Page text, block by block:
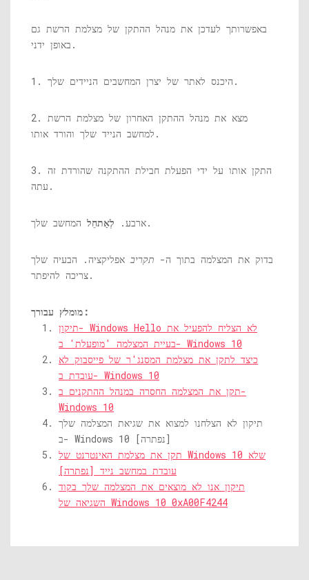
באפשרותך לעדכן את מנהל ההתקן של מצלמת הרשת גם
באופן ידני.
1. היכנס לאתר של יצרן המחשבים הניידים שלך.
2. מצא את מנהל ההתקן האחרון של מצלמת הרשת
למחשב הנייד שלך והורד אותו.
3. התקן אותו על ידי הפעלת חבילת ההתקנה שהורדת זה
עתה.
ארבע. לְאַתחֵל המחשב שלך.
בדוק את המצלמה בתוך ה- תקריב אפליקציה. הבעיה שלך
צריכה להיפתר.
מומלץ עבורך:
תיקון- Windows Hello לא הצליח להפעיל את
בעיית המצלמה 'מופעלת' ב- Windows 10
כיצד לתקן את מצלמת המסנג'ר של פייסבוק לא
עובדת ב- Windows 10
תקן את המצלמה החסרה במנהל ההתקנים ב-
Windows 10
תיקון לא הצלחנו למצוא את שגיאת המצלמה שלך
ב- Windows 10 [נפתרה]
תקן את מצלמת האינטרנט של Windows 10 שלא
עובדת במחשב נייד [נפתרה]
תיקון אנו לא מוצאים את המצלמה שלך בקוד
השגיאה של Windows 10 0xA00F4244